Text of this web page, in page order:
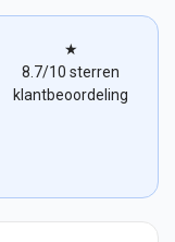
★
8.7/10 sterren
klantbeoordeling